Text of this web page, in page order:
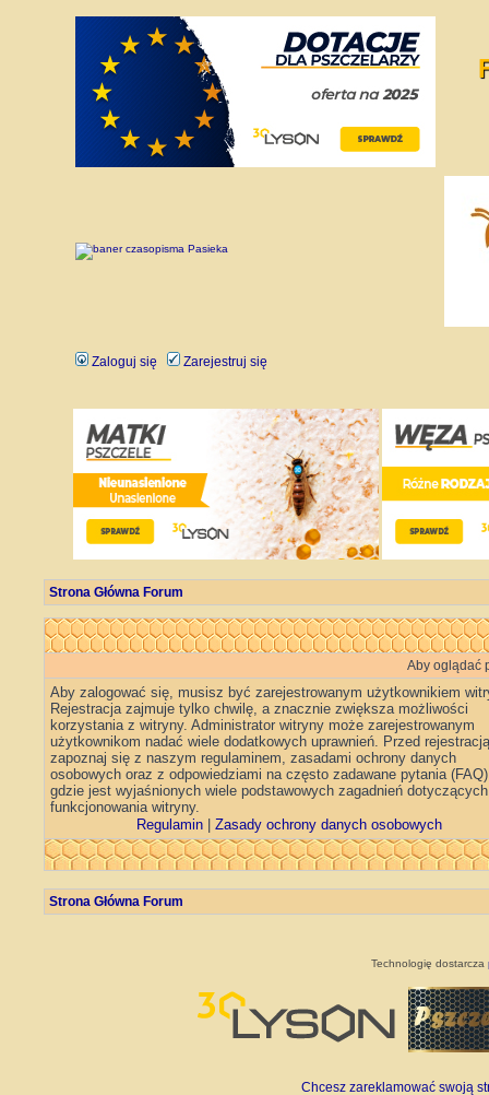
Zaloguj się Zarejestruj się
Strona Główna Forum
Aby oglądać
Aby zalogować się, musisz być zarejestrowanym użytkownikiem
Rejestracja zajmuje tylko chwilę, a znacznie zwiększa możliwości
korzystania z witryny. Administrator witryny może zarejestrowanym
użytkownikom nadać wiele dodatkowych uprawnień. Przed rejestracją
zapoznaj się z naszym regulaminem, zasadami ochrony danych
osobowych oraz z odpowiedziami na często zadawane pytania
gdzie jest wyjaśnionych wiele podstawowych zagadnień dotyczących
funkcjonowania witryny.
Regulamin
Zasady ochrony danych osobowych
Strona Główna Forum
Technologię dostarcza
Chcesz zareklamować swoją